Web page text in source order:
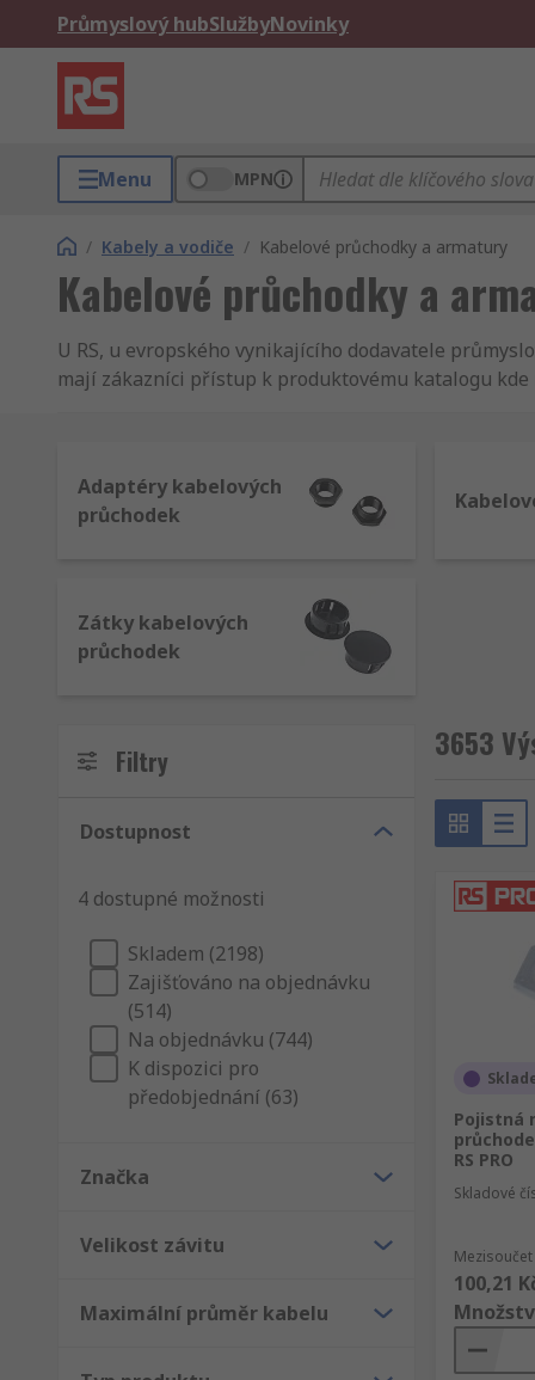
Průmyslový hubSlužbyNovinky
Menu MPN
/ Kabely a vodiče / Kabelové průchodky a armatury
Kabelové průchodky a
U RS, u evropského vynikajícího dodavatele
mají zákazníci přístup k produktovému katalogu kde
Spokojenost zákazníků je pro nás klíčová a vždy se
přístí den.
Adaptéry kabelových
průchodek
Zátky kabelových
průchodek
Filtry
Dostupnost
4 dostupné možnosti
Skladem (2198)
Zajišťováno na objednávku
(514)
Na objednávku (744)
K dispozici pro
předobjednání (63)
Značka
Velikost závitu
Maximální průměr kabelu
3653
Pojistná
RS PRO
Skladové
100,21